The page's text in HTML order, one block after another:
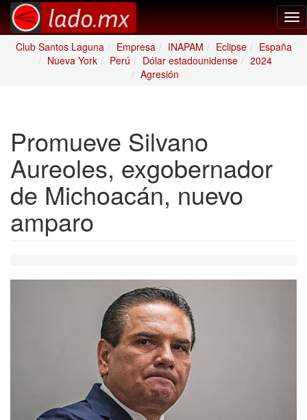
Club Santos Laguna
Empresa INAPAM Eclipse
España
Nueva York
Perú Dólar estadounidense
2024
Agresión
Promueve Silvano
Aureoles, exgobernador
de Michoacán, nuevo
amparo